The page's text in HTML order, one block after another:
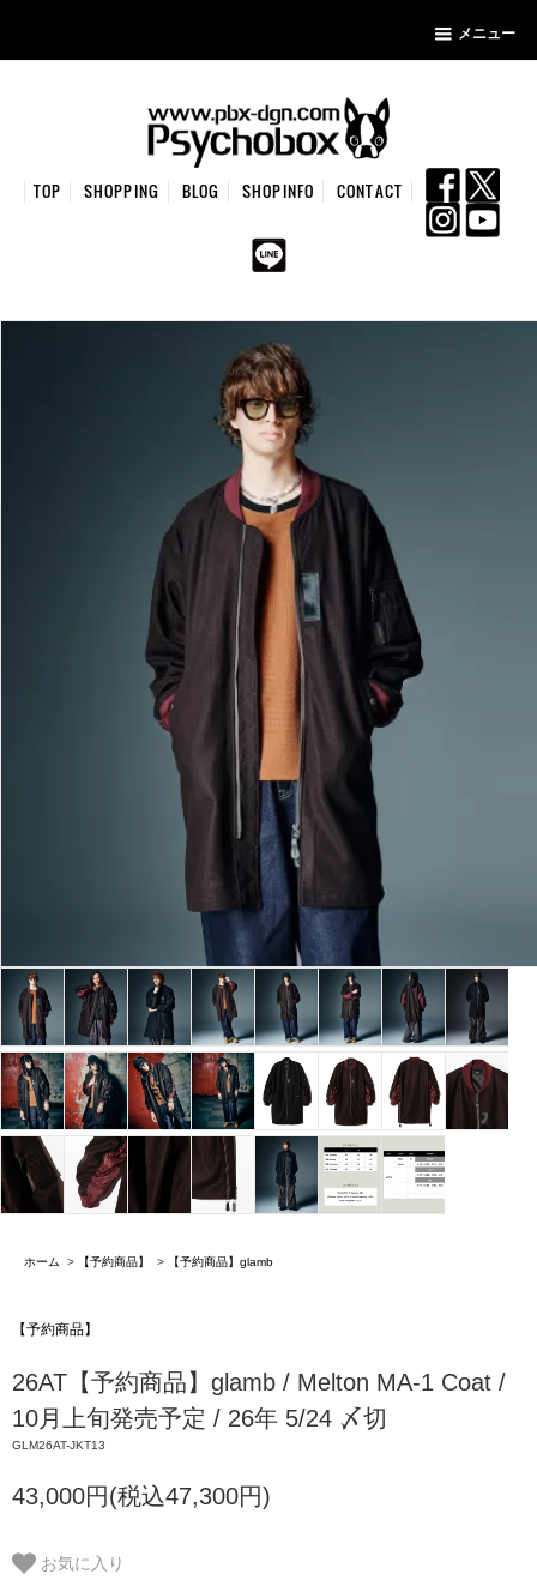
メニュー
TOP SHOPPING BLOG SHOPINFO CONTACT
ホーム > 【予約商品】 > 【予約商品】glamb
【予約商品】
26AT【予約商品】glamb / Melton MA-1 Coat /
10月上旬発売予定 / 26年 5/24 〆切
GLM26AT-JKT13
43,000円(税込47,300円)
お気に入り